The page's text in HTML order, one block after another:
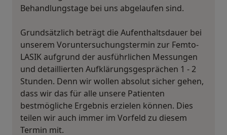
Behandlungstage bei uns abgelaufen sind.
Grundsätzlich beträgt die Aufenthaltsdauer bei
unserem Voruntersuchungstermin zur Femto-
LASIK aufgrund der ausführlichen Messungen
und detaillierten Aufklärungsgesprächen 1 - 2
Stunden. Denn wir wollen absolut sicher gehen,
dass wir das für alle unsere Patienten
bestmögliche Ergebnis erzielen können. Dies
teilen wir auch immer im Vorfeld zu diesem
Termin mit.